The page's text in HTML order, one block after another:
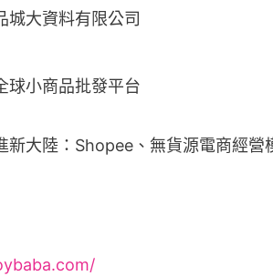
城大資料有限公司
球小商品批發平台